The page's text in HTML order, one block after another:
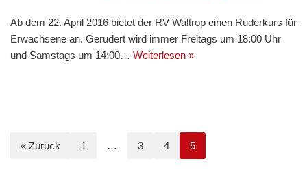
Ab dem 22. April 2016 bietet der RV Waltrop einen Ruderkurs für
Erwachsene an. Gerudert wird immer Freitags um 18:00 Uhr
und Samstags um 14:00… Weiterlesen »
« Zurück 1 … 3 4 5